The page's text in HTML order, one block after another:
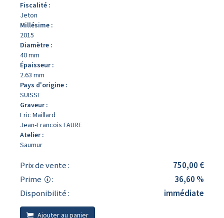
Fiscalité :
Jeton
Millésime :
2015
Diamètre :
40 mm
Épaisseur :
2.63 mm
Pays d'origine :
SUISSE
Graveur :
Eric Maillard
Jean-Francois FAURE
Atelier :
Saumur
Prix de vente :
750,00 €
Prime
:
36,60 %
Disponibilité :
immédiate
Ajouter au panier